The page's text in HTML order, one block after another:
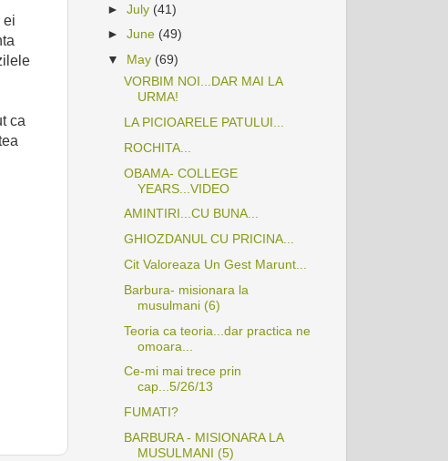
ei
ca
►July (41)
►June (49)
▼ May (69)
VORBIM NOI...DAR MAI LA
URMA!
LA PICIOARELE PATULUI...
ROCHITA...
OBAMA- COLLEGE
YEARS...VIDEO
AMINTIRI...CU BUNA...
GHIOZDANUL CU PRICINA...
Cit Valoreaza Un Gest Marunt...
Barbura- misionara la
musulmani (6)
Teoria ca teoria...dar practica ne
omoara...
Ce-mi mai trece prin
cap...5/26/13
FUMATI?
BARBURA - MISIONARA LA
MUSULMANI (5)